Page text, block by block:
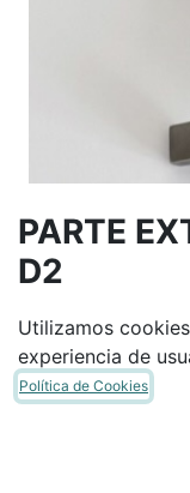
PARTE
D2
Términos y
Garantía de
Envío: 2-3 días
Utilizamos
experiencia de
Política de Cookies